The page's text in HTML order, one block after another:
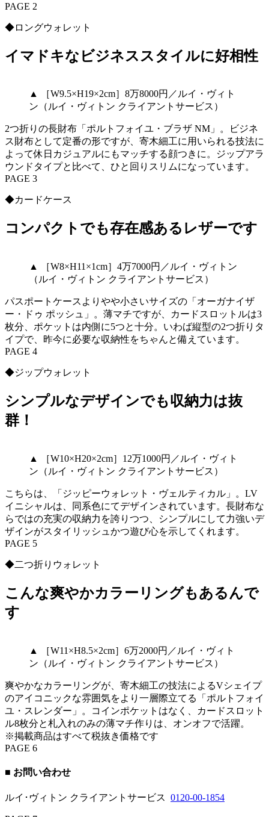
PAGE 2
◆ロングウォレット
イマドキなビジネススタイルに好相性
▲ ［W9.5×H19×2cm］8万8000円／ルイ・ヴィト
ン（ルイ・ヴィトン クライアントサービス）
2つ折りの長財布「ポルトフォイユ・ブラザ NM」。ビジネ
ス財布として定番の形ですが、寄木細工に用いられる技法に
よって休日カジュアルにもマッチする顔つきに。ジップアラ
ウンドタイプと比べて、ひと回りスリムになっています。
PAGE 3
◆カードケース
コンパクトでも存在感あるレザーです
▲ ［W8×H11×1cm］4万7000円／ルイ・ヴィトン
（ルイ・ヴィトン クライアントサービス）
パスポートケースよりやや小さいサイズの「オーガナイザ
ー・ドゥ ポッシュ」。薄マチですが、カードスロットルは3
枚分、ポケットは内側に5つと十分。いわば縦型の2つ折りタ
イプで、昨今に必要な収納性をちゃんと備えています。
PAGE 4
◆ジップウォレット
シンプルなデザインでも収納力は抜
群！
▲ ［W10×H20×2cm］12万1000円／ルイ・ヴィト
ン（ルイ・ヴィトン クライアントサービス）
こちらは、「ジッピーウォレット・ヴェルティカル」。LV
イニシャルは、同系色にてデザインされています。長財布な
らではの充実の収納力を誇りつつ、シンプルにして力強いデ
ザインがスタイリッシュかつ遊び心を示してくれます。
PAGE 5
◆二つ折りウォレット
こんな爽やかカラーリングもあるんで
す
▲ ［W11×H8.5×2cm］6万2000円／ルイ・ヴィト
ン（ルイ・ヴィトン クライアントサービス）
爽やかなカラーリングが、寄木細工の技法によるVシェイプ
のアイコニックな雰囲気をより一層際立てる「ポルトフォイ
ユ・スレンダー」。コインポケットはなく、カードスロット
ル8枚分と札入れのみの薄マチ作りは、オンオフで活躍。
※掲載商品はすべて税抜き価格です
PAGE 6
■ お問い合わせ
ルイ･ヴィトン クライアントサービス 0120-00-1854